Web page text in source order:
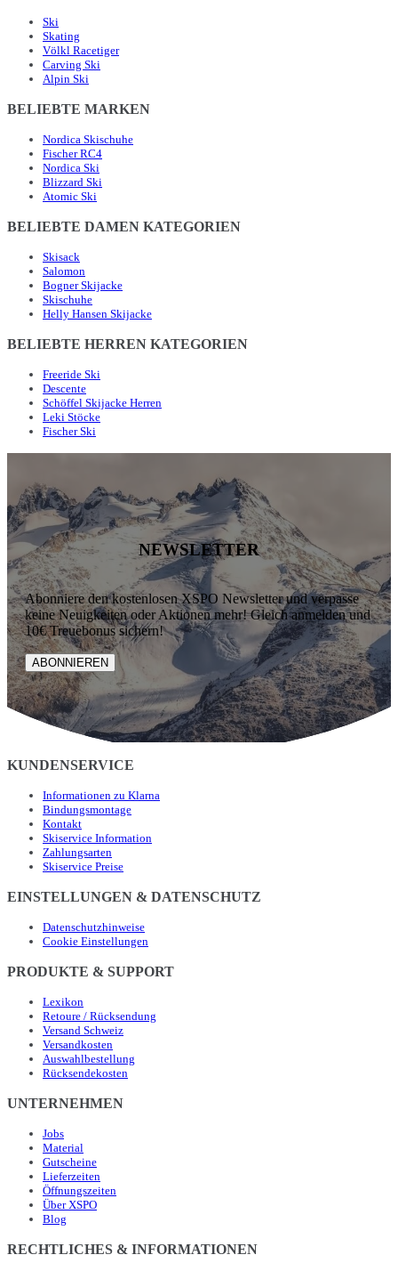
Ski
Skating
Völkl Racetiger
Carving Ski
Alpin Ski
BELIEBTE MARKEN
Nordica Skischuhe
Fischer RC4
Nordica Ski
Blizzard Ski
Atomic Ski
BELIEBTE DAMEN KATEGORIEN
Skisack
Salomon
Bogner Skijacke
Skischuhe
Helly Hansen Skijacke
BELIEBTE HERREN KATEGORIEN
Freeride Ski
Descente
Schöffel Skijacke Herren
Leki Stöcke
Fischer Ski
NEWSLETTER
Abonniere den kostenlosen XSPO Newsletter und verpasse
keine Neuigkeiten oder Aktionen mehr! Gleich anmelden und
10€ Treuebonus sichern!
ABONNIEREN
KUNDENSERVICE
Informationen zu Klarna
Bindungsmontage
Kontakt
Skiservice Information
Zahlungsarten
Skiservice Preise
EINSTELLUNGEN & DATENSCHUTZ
Datenschutzhinweise
Cookie Einstellungen
PRODUKTE & SUPPORT
Lexikon
Retoure / Rücksendung
Versand Schweiz
Versandkosten
Auswahlbestellung
Rücksendekosten
UNTERNEHMEN
Jobs
Material
Gutscheine
Lieferzeiten
Öffnungszeiten
Über XSPO
Blog
RECHTLICHES & INFORMATIONEN